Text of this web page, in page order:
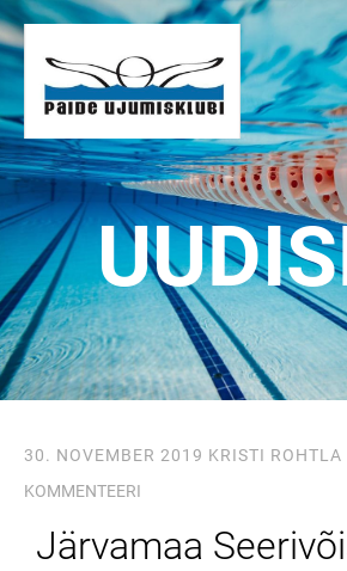
30. NOVEMBER 2019 KRISTI ROHTLA
KOMMENTEERI
Järvamaa